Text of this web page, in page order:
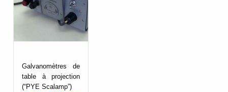
Galvanomètres de
table à projection
(“PYE Scalamp”)